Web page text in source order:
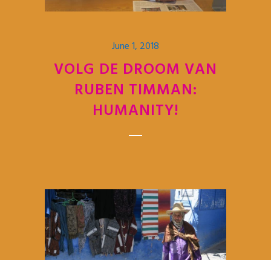
June 1, 2018
VOLG DE DROOM VAN
RUBEN TIMMAN:
HUMANITY!